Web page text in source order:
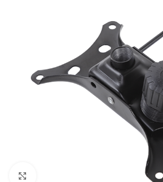
Щракнете за уголемяване